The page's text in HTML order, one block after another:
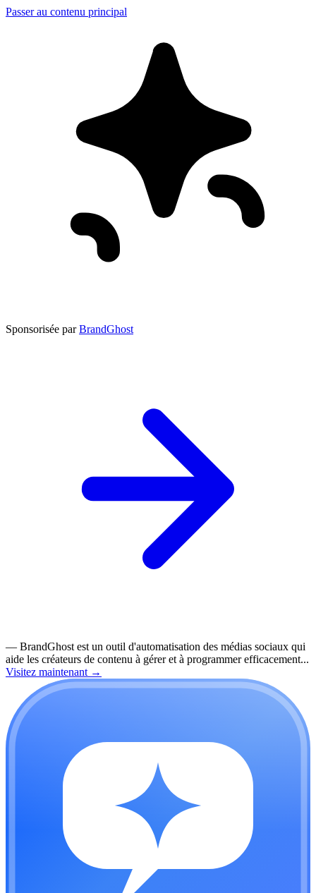
Passer au contenu principal
Sponsorisée par BrandGhost
— BrandGhost est un outil d'automatisation des médias sociaux qui
aide les créateurs de contenu à gérer et à programmer efficacement...
Visitez maintenant →